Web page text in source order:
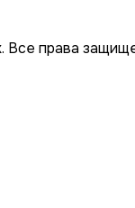
Все права